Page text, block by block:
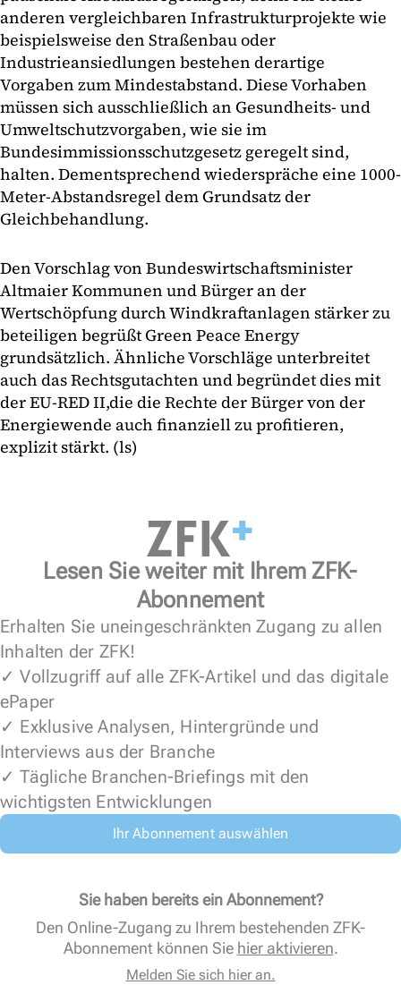
anderen vergleichbaren Infrastrukturprojekte wie
beispielsweise den Straßenbau oder
Industrieansiedlungen bestehen derartige
Vorgaben zum Mindestabstand. Diese Vorhaben
müssen sich ausschließlich an Gesundheits- und
Umweltschutzvorgaben, wie sie im
Bundesimmissionsschutzgesetz geregelt sind,
halten. Dementsprechend wiederspräche eine 1000-
Meter-Abstandsregel dem Grundsatz der
Gleichbehandlung.
Den Vorschlag von Bundeswirtschaftsminister
Altmaier Kommunen und Bürger an der
Wertschöpfung durch Windkraftanlagen stärker zu
beteiligen begrüßt Green Peace Energy
grundsätzlich. Ähnliche Vorschläge unterbreitet
auch das Rechtsgutachten und begründet dies mit
der EU-RED II,die die Rechte der Bürger von der
Energiewende auch finanziell zu profitieren,
explizit stärkt. (ls)
Lesen Sie weiter mit Ihrem ZFK-
Abonnement
Erhalten Sie uneingeschränkten Zugang zu allen
Inhalten der ZFK!
✓ Vollzugriff auf alle ZFK-Artikel und das digitale
ePaper
✓ Exklusive Analysen, Hintergründe und
Interviews aus der Branche
✓ Tägliche Branchen-Briefings mit den
wichtigsten Entwicklungen
Ihr Abonnement auswählen
Sie haben bereits ein Abonnement?
Den Online-Zugang zu Ihrem bestehenden ZFK-
Abonnement können Sie hier aktivieren.
Melden Sie sich hier an.